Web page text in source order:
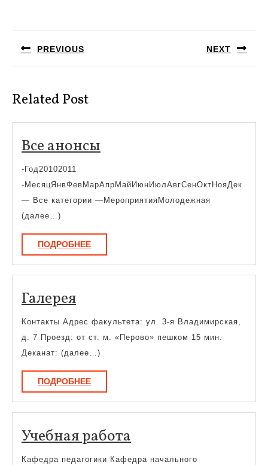
записям
PREVIOUS NEXT
Related Post
Все анонсыВсе
-Год20102011
-МесяцЯнвФевМарАпрМайИюнИюлАвгСенОктНояДек
— Все категории —МероприятияМолодежная
(далее…)
ПОДРОБНЕЕПОДРОБНЕЕ
ГалереяГалерея
Контакты Адрес факультета: ул. 3-я Владимирская,
д. 7 Проезд: от ст. м. «Перово» пешком 15 мин.
Деканат: (далее…)
ПОДРОБНЕЕПОДРОБНЕЕ
Учебная работа
работа
Кафедра педагогики Кафедра начального